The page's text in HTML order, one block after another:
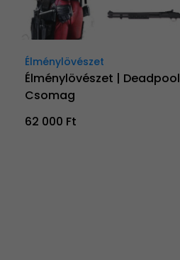
Élménylövészet
Élménylövészet | Deadpool
Csomag
62 000 Ft